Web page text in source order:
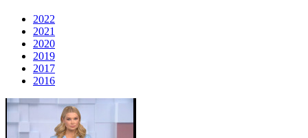
2022
2021
2020
2019
2017
2016